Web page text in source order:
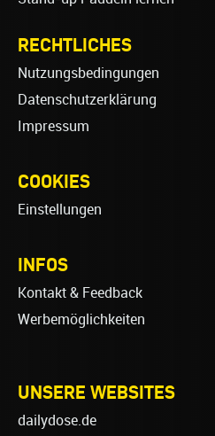
RECHTLICHES
Nutzungsbedingungen
Datenschutzerklärung
Impressum
COOKIES
Einstellungen
INFOS
Kontakt & Feedback
Werbemöglichkeiten
UNSERE WEBSITES
dailydose.de